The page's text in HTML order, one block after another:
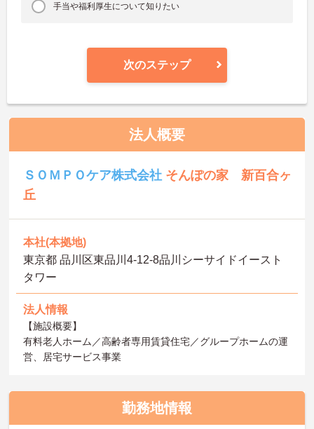
手当や福利厚生について知りたい
次のステップ
法人概要
ＳＯＭＰＯケア株式会社 そんぽの家 新百合ヶ
丘
本社(本拠地)
東京都 品川区東品川4-12-8品川シーサイドイースト
タワー
法人情報
【施設概要】
有料老人ホーム／高齢者専用賃貸住宅／グループホームの運
営、居宅サービス事業
勤務地情報